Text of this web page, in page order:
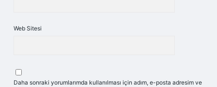
Web Sitesi
Daha sonraki yorumlarımda kullanılması için adım, e-posta adresim ve